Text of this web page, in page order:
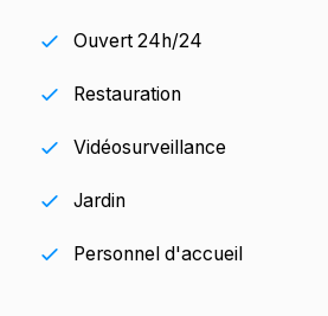
Ouvert 24h/24
Restauration
Vidéosurveillance
Jardin
Personnel d'accueil